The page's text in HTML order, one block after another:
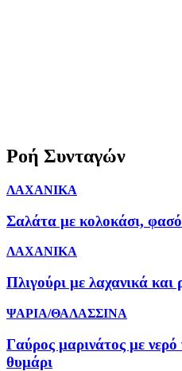
Ροή Συνταγών
ΛΑΧΑΝΙΚΑ
Σαλάτα με κολοκάσι,
ΛΑΧΑΝΙΚΑ
Πλιγούρι με λαχανικά και
ΨΑΡΙΑ/ΘΑΛΑΣΣΙΝΑ
Γαύρος μαρινάτος με
θυμάρι